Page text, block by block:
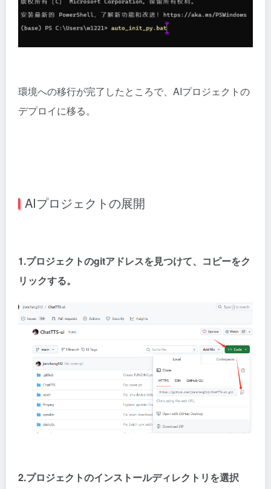
環境への移行が完了したところで、AIプロジェクトの
デプロイに移る。
AIプロジェクトの展開
1.プロジェクトのgitアドレスを見つけて、コピーをク
リックする。
2.プロジェクトのインストールディレクトリを選択